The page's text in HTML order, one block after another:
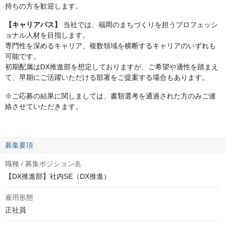
持ちの方を歓迎します。
【キャリアパス】
当社では、福岡のまちづくりを担うプロフェッシ
ョナル人材を目指します。
専門性を深めるキャリア、複数領域を横断するキャリアのいずれも
可能です。
初期配属はDX推進部を想定しておりますが、ご希望や適性を踏まえ
て、早期にご活躍いただける部署をご提案する場合もあります。
※ご応募の結果に関しましては、書類選考を通過された方のみご連
絡させていただきます。
募集要項
職種 / 募集ポジション名
【DX推進部】社内SE（DX推進）
雇用形態
正社員